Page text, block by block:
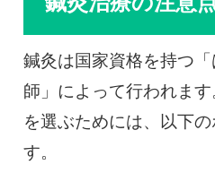
鍼灸は国家資格を持つ
師」によって行われま
を選ぶためには、以下
す。